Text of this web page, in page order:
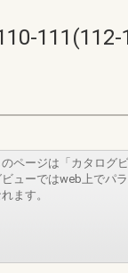
111(112-
ページは「カタログ
ビューではweb上でパ
ます。